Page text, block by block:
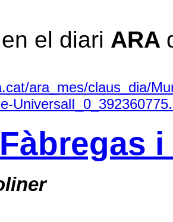
el diari ARA
ara_mes/claus_dia/